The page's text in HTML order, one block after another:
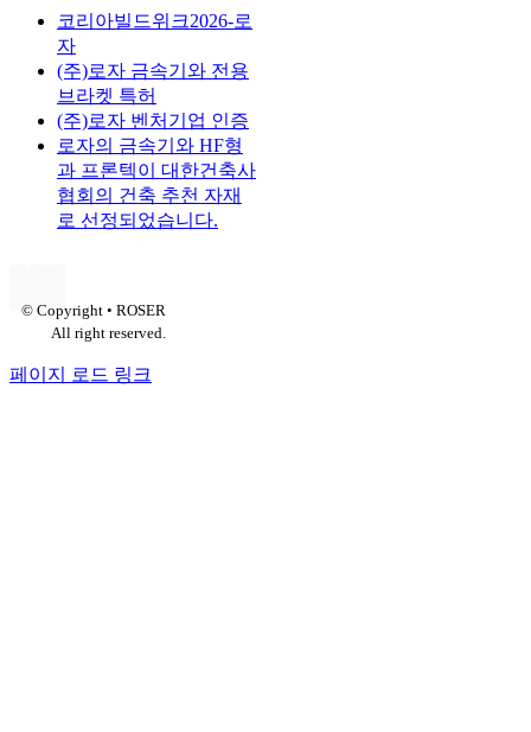
코리아빌드위크2026-로
자
(주)로자 금속기와 전용
브라켓 특허
(주)로자 벤처기업 인증
로자의 금속기와 HF형
과 프론텍이 대한건축사
협회의 건축 추천 자재
로 선정되었습니다.
© Copyright • ROSER
All right reserved.
페이지 로드 링크